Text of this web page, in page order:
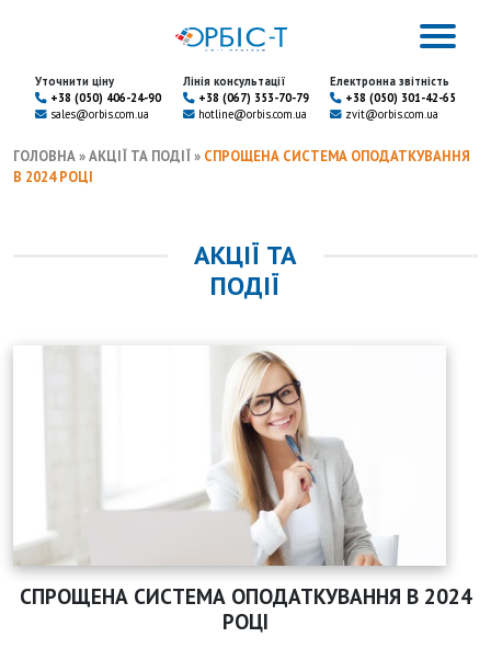
Уточнити ціну
+38 (050) 406-24-90
sales@orbis.com.ua
Лінія консультації
+38 (067) 353-70-79
hotline@orbis.com.ua
Електронна звітність
+38 (050) 301-42-65
zvit@orbis.com.ua
ГОЛОВНА»АКЦІЇ ТА ПОДІЇ» СПРОЩЕНА СИСТЕМА ОПОДАТКУВАННЯ
В 2024 РОЦІ
АКЦІЇ ТА
ПОДІЇ
СПРОЩЕНА СИСТЕМА ОПОДАТКУВАННЯ В 2024
РОЦІ